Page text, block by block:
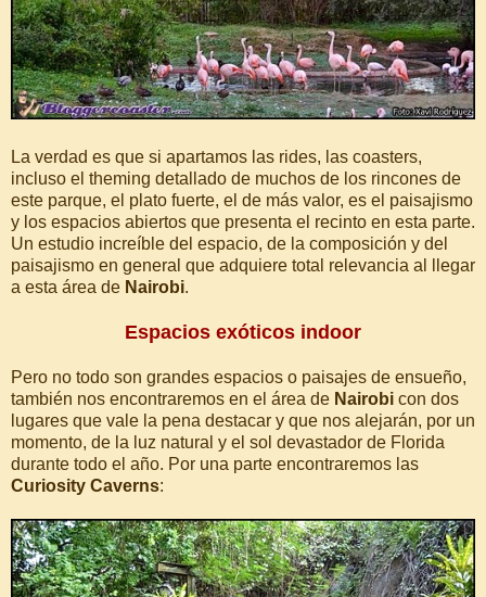
La verdad es que si apartamos las rides, las coasters,
incluso el theming detallado de muchos de los rincones de
este parque, el plato fuerte, el de más valor, es el paisajismo
y los espacios abiertos que presenta el recinto en esta parte.
Un estudio increíble del espacio, de la composición y del
paisajismo en general que adquiere total relevancia al llegar
a esta área de Nairobi.
Espacios exóticos indoor
Pero no todo son grandes espacios o paisajes de ensueño,
también nos encontraremos en el área de Nairobi con dos
lugares que vale la pena destacar y que nos alejarán, por un
momento, de la luz natural y el sol devastador de Florida
durante todo el año. Por una parte encontraremos las
Curiosity Caverns: